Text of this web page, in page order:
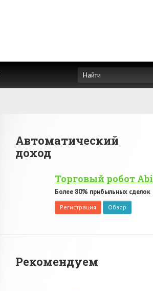
Автоматический
доход
Торговый робот Abi
Более 80% прибыльных сделок
Регистрация Обзор
Рекомендуем